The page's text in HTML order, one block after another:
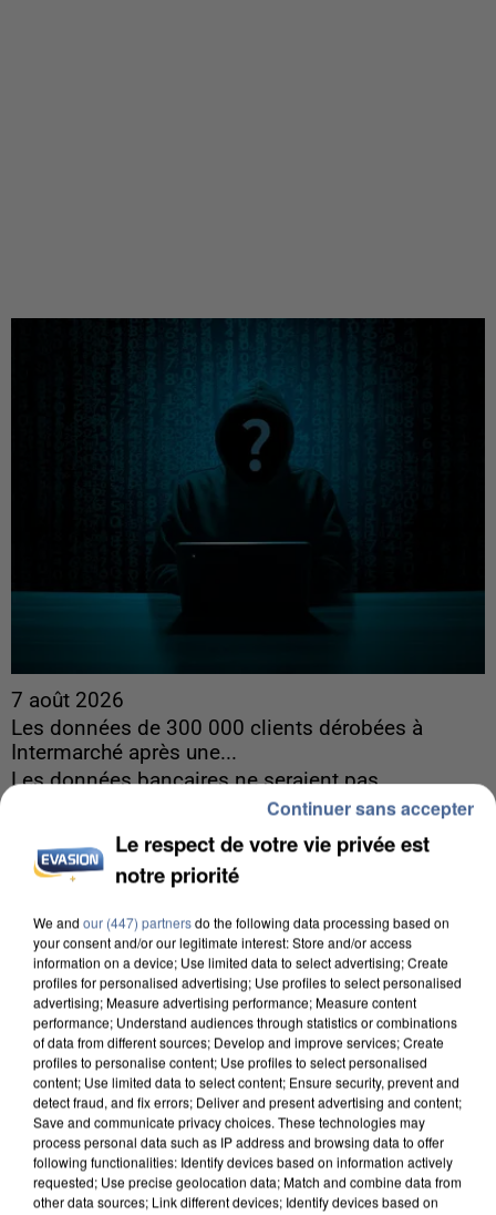
7 août 2026
Les données de 300 000 clients dérobées à
Intermarché après une...
Les données bancaires ne seraient pas
Le respect de votre vie privée est
notre priorité
We and our (447) partnersdo the following data processing based on
your consent and/or our legitimate interest: Store and/or access
information on a device; Use limited data to select advertising; Create
profiles for personalised advertising; Use profiles to select personalised
advertising; Measure advertising performance; Measure content
performance; Understand audiences through statistics or combinations
of data from different sources; Develop and improve services; Create
profiles to personalise content; Use profiles to select personalised
content; Use limited data to select content; Ensure security, prevent and
detect fraud, and fix errors; Deliver and present advertising and content;
Save and communicate privacy choices. These technologies may
process personal data such as IP address and browsing data to offer
following functionalities: Identify devices based on information actively
requested; Use precise geolocation data; Match and combine data from
other data sources; Link different devices; Identify devices based on
Continuer sans accepter